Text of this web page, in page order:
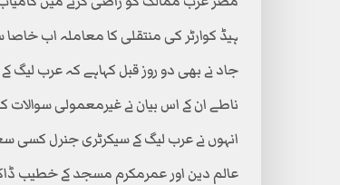
ہیڈ کوارٹر کی منتقلی کا معاملہ اب خاصا
جاد نے بھی دو روز قبل کہاہے کہ عرب لیگ
ناطے ان کے اس بیان نے غیرمعمولی سوالات
انہوں نے عرب لیگ کے سیکرٹری جنرل
عالم دین اور عمرمکرم مسجد کے خطیب